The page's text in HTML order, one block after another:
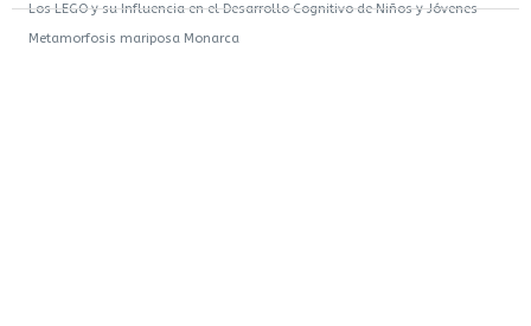
Los LEGO y su Influencia en el Desarrollo Cognitivo de Niños y Jóvenes
Metamorfosis mariposa Monarca